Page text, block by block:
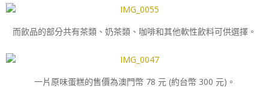
而飲品的部分共有茶類、奶茶類、咖啡和其他軟性飲料可供選擇。
一片原味蛋糕的售價為澳門幣 78 元 (約台幣 300 元)。